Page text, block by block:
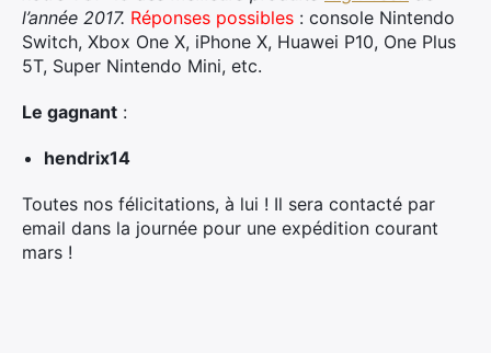
l’année 2017. Réponses possibles : console Nintendo
Switch, Xbox One X, iPhone X, Huawei P10, One Plus
5T, Super Nintendo Mini, etc.
Le gagnant :
hendrix14
Toutes nos félicitations, à lui ! Il sera contacté par
email dans la journée pour une expédition courant
mars !